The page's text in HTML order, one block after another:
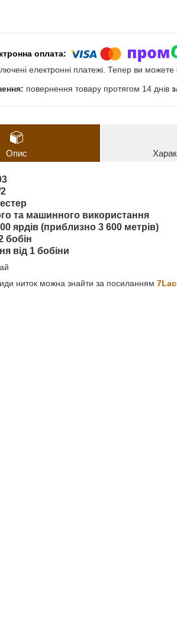
електронні платежі. Тепер ви
повернення товару протягом 14 днів
Опис
та машинного використання
ярдів (приблизно 3 600 метрів)
бобін
від 1 бобіни
ниток можна знайти за посиланням